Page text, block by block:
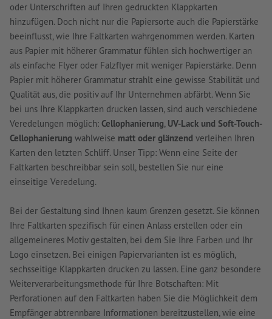
oder Unterschriften auf Ihren gedruckten Klappkarten
hinzufügen. Doch nicht nur die Papiersorte auch die Papierstärke
beeinflusst, wie Ihre Faltkarten wahrgenommen werden. Karten
aus Papier mit höherer Grammatur fühlen sich hochwertiger an
als einfache Flyer oder Falzflyer mit weniger Papierstärke. Denn
Papier mit höherer Grammatur strahlt eine gewisse Stabilität und
Qualität aus, die positiv auf Ihr Unternehmen abfärbt. Wenn Sie
bei uns Ihre Klappkarten drucken lassen, sind auch verschiedene
Veredelungen möglich: Cellophanierung, UV-Lack und Soft-Touch-
Cellophanierung wahlweise matt oder glänzend verleihen Ihren
Karten den letzten Schliff. Unser Tipp: Wenn eine Seite der
Faltkarten beschreibbar sein soll, bestellen Sie nur eine
einseitige Veredelung.
Bei der Gestaltung sind Ihnen kaum Grenzen gesetzt. Sie können
Ihre Faltkarten spezifisch für einen Anlass erstellen oder ein
allgemeineres Motiv gestalten, bei dem Sie Ihre Farben und Ihr
Logo einsetzen. Bei einigen Papiervarianten ist es möglich,
sechsseitige Klappkarten drucken zu lassen. Eine ganz besondere
Weiterverarbeitungsmethode für Ihre Botschaften: Mit
Perforationen auf den Faltkarten haben Sie die Möglichkeit dem
Empfänger abtrennbare Informationen bereitzustellen, wie eine